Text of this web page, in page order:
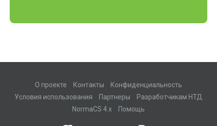
О проекте Контакты
Конфиденциальность
Условия использования
Партнеры
Разработчикам НТД
NormaCS 4.x
Помощь